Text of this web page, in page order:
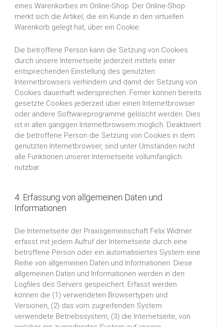
eines Warenkorbes im Online-Shop. Der Online-Shop
merkt sich die Artikel, die ein Kunde in den virtuellen
Warenkorb gelegt hat, über ein Cookie.
Die betroffene Person kann die Setzung von Cookies
durch unsere Internetseite jederzeit mittels einer
entsprechenden Einstellung des genutzten
Internetbrowsers verhindern und damit der Setzung von
Cookies dauerhaft widersprechen. Ferner können bereits
gesetzte Cookies jederzeit über einen Internetbrowser
oder andere Softwareprogramme gelöscht werden. Dies
ist in allen gängigen Internetbrowsern möglich. Deaktiviert
die betroffene Person die Setzung von Cookies in dem
genutzten Internetbrowser, sind unter Umständen nicht
alle Funktionen unserer Internetseite vollumfänglich
nutzbar.
4. Erfassung von allgemeinen Daten und
Informationen
Die Internetseite der Praxisgemeinschaft Felix Widmer
erfasst mit jedem Aufruf der Internetseite durch eine
betroffene Person oder ein automatisiertes System eine
Reihe von allgemeinen Daten und Informationen. Diese
allgemeinen Daten und Informationen werden in den
Logfiles des Servers gespeichert. Erfasst werden
können die (1) verwendeten Browsertypen und
Versionen, (2) das vom zugreifenden System
verwendete Betriebssystem, (3) die Internetseite, von